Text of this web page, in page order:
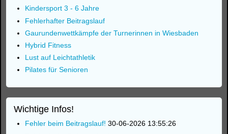
Kindersport 3 - 6 Jahre
Fehlerhafter Beitragslauf
Gaurundenwettkämpfe der Turnerinnen in Wiesbaden
Hybrid Fitness
Lust auf Leichtathletik
Pilates für Senioren
Wichtige Infos!
Fehler beim Beitragslauf! 30-06-2026 13:55:26